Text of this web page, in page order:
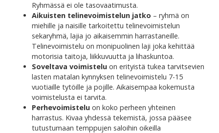
Ryhmässä ei ole tasovaatimusta.
Aikuisten telinevoimistelun jatko – ryhmä on
miehille ja naisille tarkoitettu telinevoimistelun
sekaryhmä, lajia jo aikaisemmin harrastaneille.
Telinevoimistelu on monipuolinen laji joka kehittää
motorisia taitoja, liikkuvuutta ja lihaskuntoa.
Soveltava voimistelu on erityistä tukea tarvitsevien
lasten matalan kynnyksen telinevoimistelu 7-15
vuotiaille tytöille ja pojille. Aikaisempaa kokemusta
voimistelusta ei tarvita.
Perhevoimistelu on koko perheen yhteinen
harrastus. Kivaa yhdessä tekemistä, jossa pääsee
tutustumaan temppujen saloihin oikeilla